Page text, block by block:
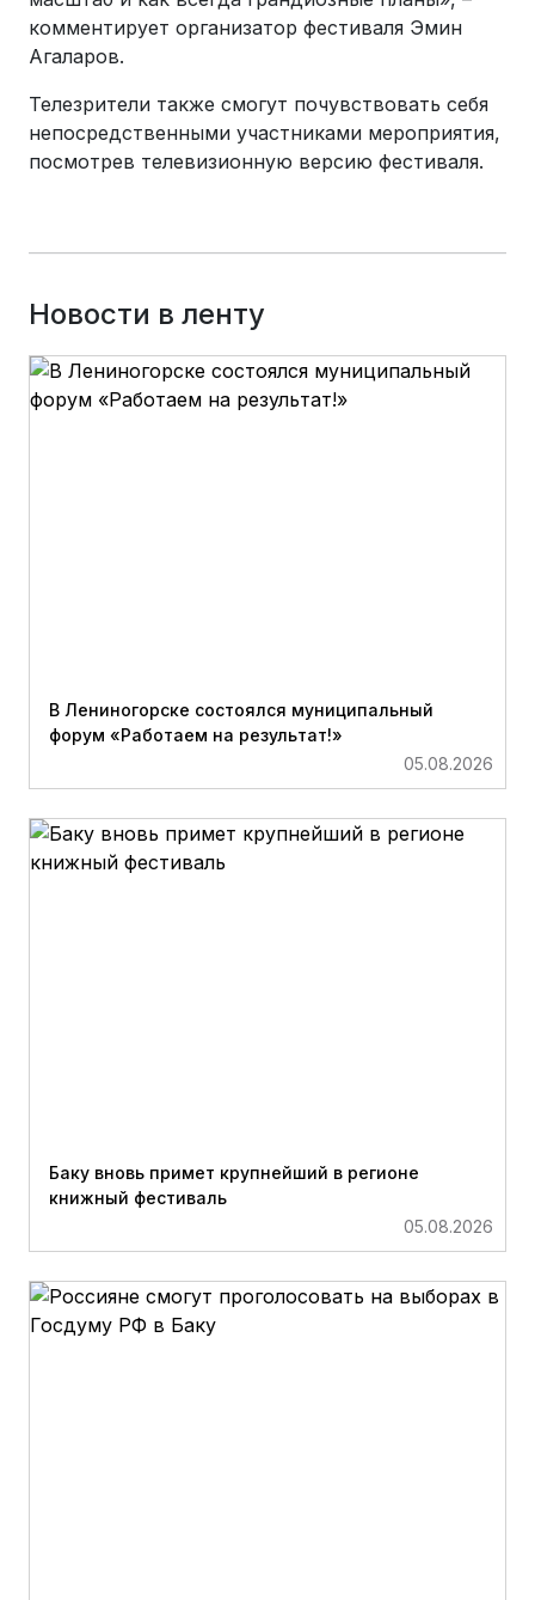
комментирует организатор фестиваля Эмин
Агаларов.
Телезрители также смогут почувствовать себя
непосредственными участниками мероприятия,
посмотрев телевизионную версию фестиваля.
Новости в ленту
В Лениногорске состоялся муниципальный
форум «Работаем на результат!»
05.08.2026
Баку вновь примет крупнейший в регионе
книжный фестиваль
05.08.2026